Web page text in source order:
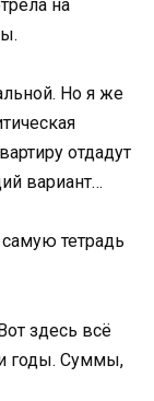
на
Но я же
отдадут
вариант…
тетрадь
здесь всё
годы. Суммы,